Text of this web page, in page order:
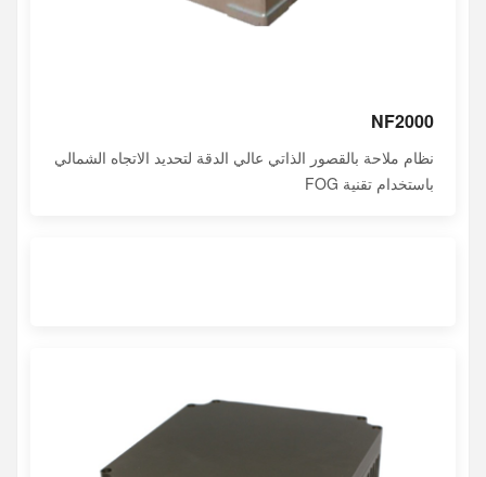
NF2000
نظام ملاحة بالقصور الذاتي عالي الدقة لتحديد الاتجاه الشمالي
باستخدام تقنية FOG